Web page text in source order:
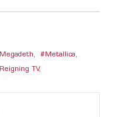
Megadeth, Metallica,
Reigning TV,